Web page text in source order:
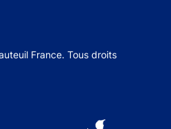
France. Tous droits